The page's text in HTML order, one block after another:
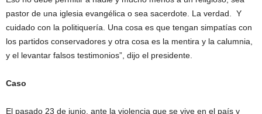
pastor de una iglesia evangélica o sea sacerdote. La verdad. Y
cuidado con la politiquería. Una cosa es que tengan simpatías con
los partidos conservadores y otra cosa es la mentira y la calumnia,
y el levantar falsos testimonios”, dijo el presidente.
Caso
El pasado 23 de junio, ante la violencia que se vive en el país y